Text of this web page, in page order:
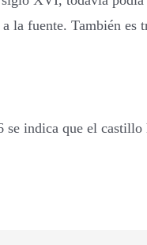
la fuente. También
indica que el